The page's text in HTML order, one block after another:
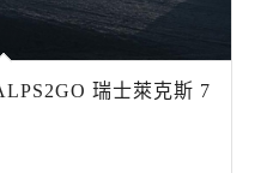
瑞士萊克斯 7